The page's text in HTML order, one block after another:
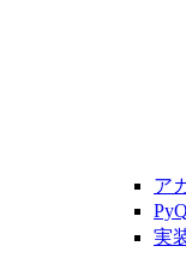
ア
実